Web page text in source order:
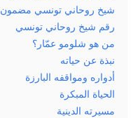
شيخ روحاني تونسي مضمون
رقم شيخ روحاني تونسي
من هو شلومو عمّار؟
نبذة عن حياته
أدواره ومواقفه البارزة
الحياة المبكرة
مسيرته الدينية